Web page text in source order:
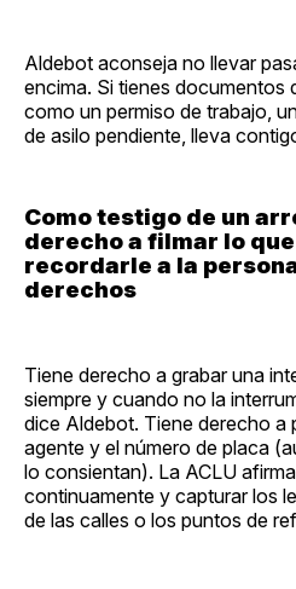
Aldebot aconseja no llevar
encima. Si tienes documentos
como un permiso de trabajo,
de asilo pendiente, lleva
Como testigo de un
derecho a filmar lo que
recordarle a la
derechos
Tiene derecho a grabar una
siempre y cuando no la
dice Aldebot. Tiene derecho a
agente y el número de placa
lo consientan). La ACLU
continuamente y capturar los
de las calles o los puntos de